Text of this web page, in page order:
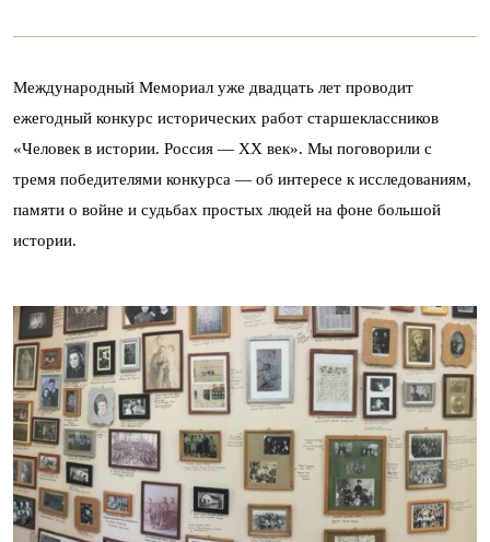
Международный Мемориал уже двадцать лет проводит
ежегодный конкурс исторических работ старшеклассников
«Человек в истории. Россия — XX век». Мы поговорили с
тремя победителями конкурса — об интересе к исследованиям,
памяти о войне и судьбах простых людей на фоне большой
истории.